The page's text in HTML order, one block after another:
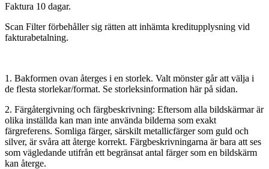
Faktura 10 dagar.
Scan Filter förbehåller sig rätten att inhämta kreditupplysning vid
fakturabetalning.
1. Bakformen ovan återges i en storlek. Valt mönster går att välja i
de flesta storlekar/format. Se storleksinformation här på sidan.
2. Färgåtergivning och färgbeskrivning: Eftersom alla bildskärmar är
olika inställda kan man inte använda bilderna som exakt
färgreferens. Somliga färger, särskilt metallicfärger som guld och
silver, är svåra att återge korrekt. Färgbeskrivningarna är bara att ses
som vägledande utifrån ett begränsat antal färger som en bildskärm
kan återge.